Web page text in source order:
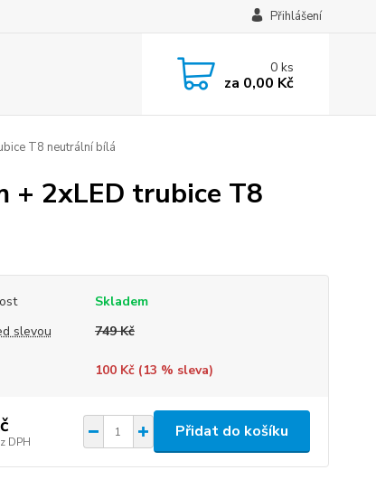
Přihlášení
0ks
za 0,00 Kč
T8 neutrální bílá
+ 2xLED trubice T8
Skladem
slevou
749 Kč
100 Kč (13 % sleva)
DPH
Přidat do košíku